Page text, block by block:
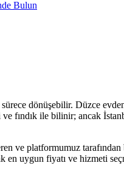
Bulun
dönüşebilir. Düzce
fındık ile bilinir; ancak
ve platformumuz
en uygun fiyatı ve hizmeti